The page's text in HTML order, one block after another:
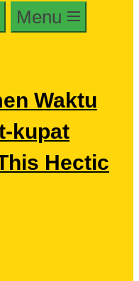
Menu
Waktu
kupat
Hectic